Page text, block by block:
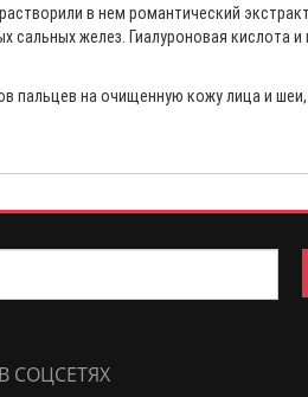
в нем романтический
желез. Гиалуроновая кислота
на очищенную кожу лица и шеи,
СОЦСЕТЯХ